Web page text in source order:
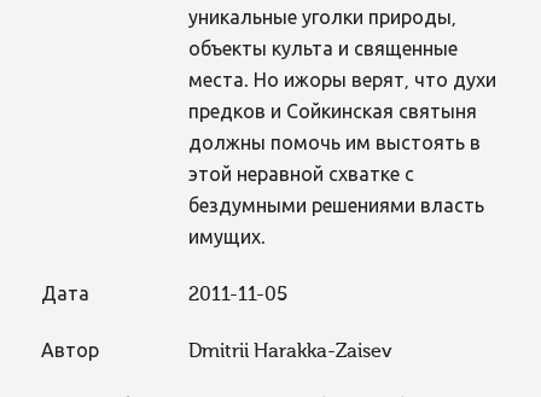
уникальные уголки природы,
объекты культа и священные
места. Но ижоры верят, что духи
предков и Сойкинская святыня
должны помочь им выстоять в
этой неравной схватке с
бездумными решениями власть
имущих.
Дата 2011-11-05
Автор Dmitrii Harakka-Zaisev